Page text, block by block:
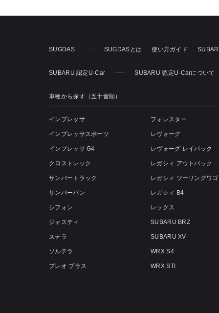
SUGDAS SUGDASとは 使い方ガイド
SUBARU 認定U-Car SUBARU 認定U-Carについて
車種から探す（五十音順）
インプレッサ
インプレッサスポーツ
インプレッサ G4
クロストレック
サンバートラック
サンバーバン
シフォン
ジャスティ
ステラ
ソルテラ
プレオ プラス
フォレスター
レヴォーグ
レヴォーグ レイバック
レガシィ アウトバック
レガシィ ツーリングワ
レガシィ B4
レックス
SUBARU BRZ
SUBARU XV
WRX S4
WRX STI